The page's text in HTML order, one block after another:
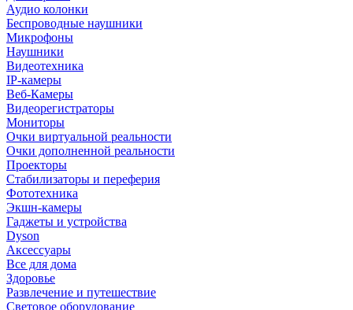
Аудио колонки
Беспроводные наушники
Микрофоны
Наушники
Видеотехника
IP-камеры
Веб-Камеры
Видеорегистраторы
Мониторы
Очки виртуальной реальности
Очки дополненной реальности
Проекторы
Стабилизаторы и переферия
Фототехника
Экшн-камеры
Гаджеты и устройства
Dyson
Аксессуары
Все для дома
Здоровье
Развлечение и путешествие
Световое оборудование